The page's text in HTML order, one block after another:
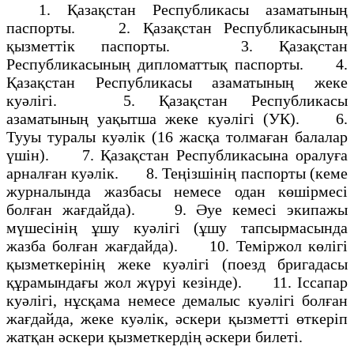
1. Қазақстан Республикасы азаматының
паспорты. 2. Қазақстан Республикасының
қызметтiк паспорты. 3. Қазақстан
Республикасының дипломаттық паспорты. 4.
Қазақстан Республикасы азаматының жеке
куәлiгi. 5. Қазақстан Республикасы
азаматының уақытша жеке куәлiгi (УК). 6.
Тууы туралы куәлiк (16 жасқа толмаған балалар
үшiн). 7. Қазақстан Республикасына оралуға
арналған куәлiк. 8. Теңiзшiнiң паспорты (кеме
журналында жазбасы немесе одан көшiрмесi
болған жағдайда). 9. Әуе кемесi экипажы
мүшесiнiң ұшу куәлiгi (ұшу тапсырмасында
жазба болған жағдайда). 10. Темiржол көлiгi
қызметкерiнiң жеке куәлiгi (поезд бригадасы
құрамындағы жол жүруi кезiнде). 11. Іссапар
куәлiгi, нұсқама немесе демалыс куәлiгi болған
жағдайда, жеке куәлiк, әскери қызметтi өткерiп
жатқан әскери қызметкердiң әскери билетi.